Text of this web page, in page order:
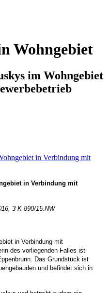
Wohngebiet
im Wohngebiet
in Verbindung mit
3 K 890/15.NW
in Verbindung mit
des vorliegenden Falles ist
Das Grundstück ist
und befindet sich in